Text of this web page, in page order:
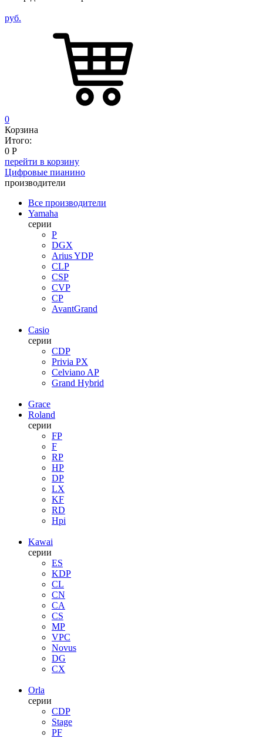
руб.
0
Корзина
Итого:
0 Р
перейти в корзину
Цифровые пианино
производители
Все производители
Yamaha
серии
P
DGX
Arius YDP
CLP
CSP
CVP
CP
AvantGrand
Casio
серии
CDP
Privia PX
Celviano AP
Grand Hybrid
Grace
Roland
серии
FP
F
RP
HP
DP
LX
KF
RD
Hpi
Kawai
серии
ES
KDP
CL
CN
CA
CS
MP
VPC
Novus
DG
CX
Orla
серии
CDP
Stage
PF